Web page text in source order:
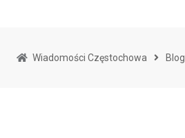
Wiadomości Częstochowa Blog